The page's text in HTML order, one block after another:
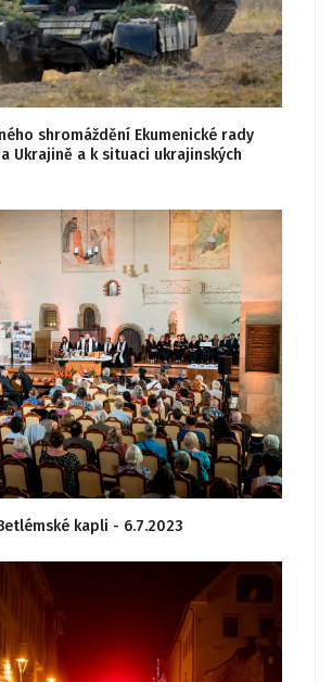
shromáždění Ekumenické rady
Ukrajině a k situaci ukrajinských
kapli - 6.7.2023